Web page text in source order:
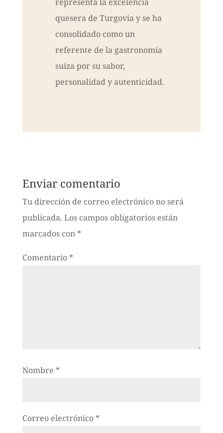
quesera de Turgovia y se ha
consolidado como un
referente de la gastronomía
suiza por su sabor,
personalidad y autenticidad.
Enviar comentario
Tu dirección de correo electrónico no será
publicada. Los campos obligatorios están
marcados con *
Comentario *
Nombre *
Correo electrónico *